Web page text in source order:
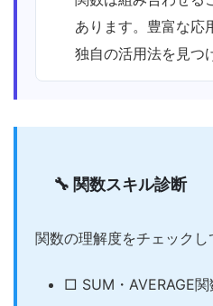
あります。豊富な応
独自の活用法を見つ
🔧 関数スキル診断
関数の理解度をチェックし
□ SUM・AVERAGE